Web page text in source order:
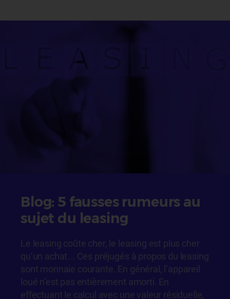
Blog: 5 fausses rumeurs au
sujet du leasing
Le leasing coûte cher, le leasing est plus cher
qu’un achat... Ces préjugés à propos du leasing
sont monnaie courante. En général, l’appareil
loué n’est pas entièrement amorti. En
effectuant le calcul avec une valeur résiduelle,